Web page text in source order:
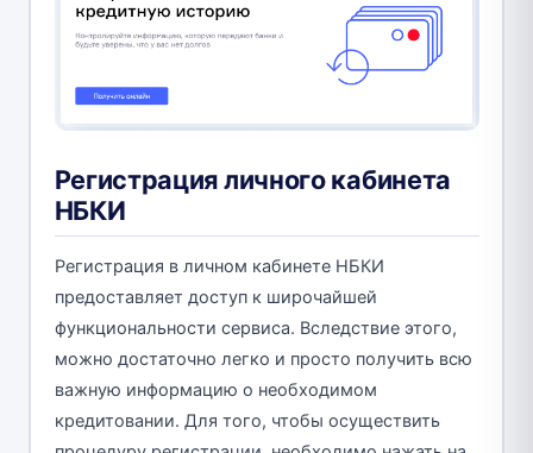
Регистрация личного кабинета
НБКИ
Регистрация в личном кабинете НБКИ
предоставляет доступ к широчайшей
функциональности сервиса. Вследствие этого,
можно достаточно легко и просто получить всю
важную информацию о необходимом
кредитовании. Для того, чтобы осуществить